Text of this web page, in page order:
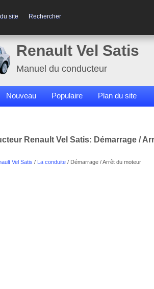
site Rechercher
Renault Vel Satis
Manuel du conducteur
Nouveau Populaire Plan du site
Renault Vel Satis: Démarrage /
Vel Satis / La conduite / Démarrage / Arrêt du moteur